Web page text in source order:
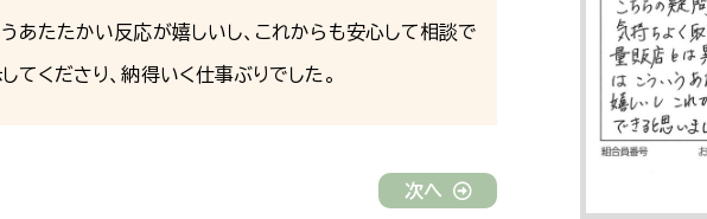
あたたかい反応が嬉しいし、これからも安心して相談で
てくださり、納得いく仕事ぶりでした。
次へ